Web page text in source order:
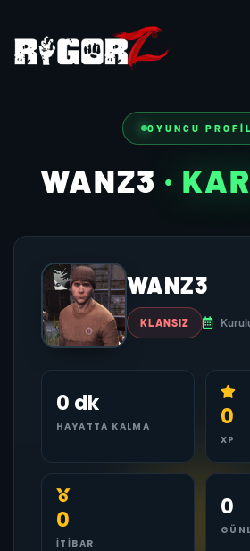
OYUNCU
WANZ3 ·
WANZ3
KLANSIZ
0 dk
HAYATTA KALMA 0
XP
0
İTIBAR
0